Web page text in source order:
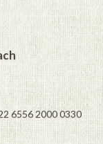
6556 2000 0330